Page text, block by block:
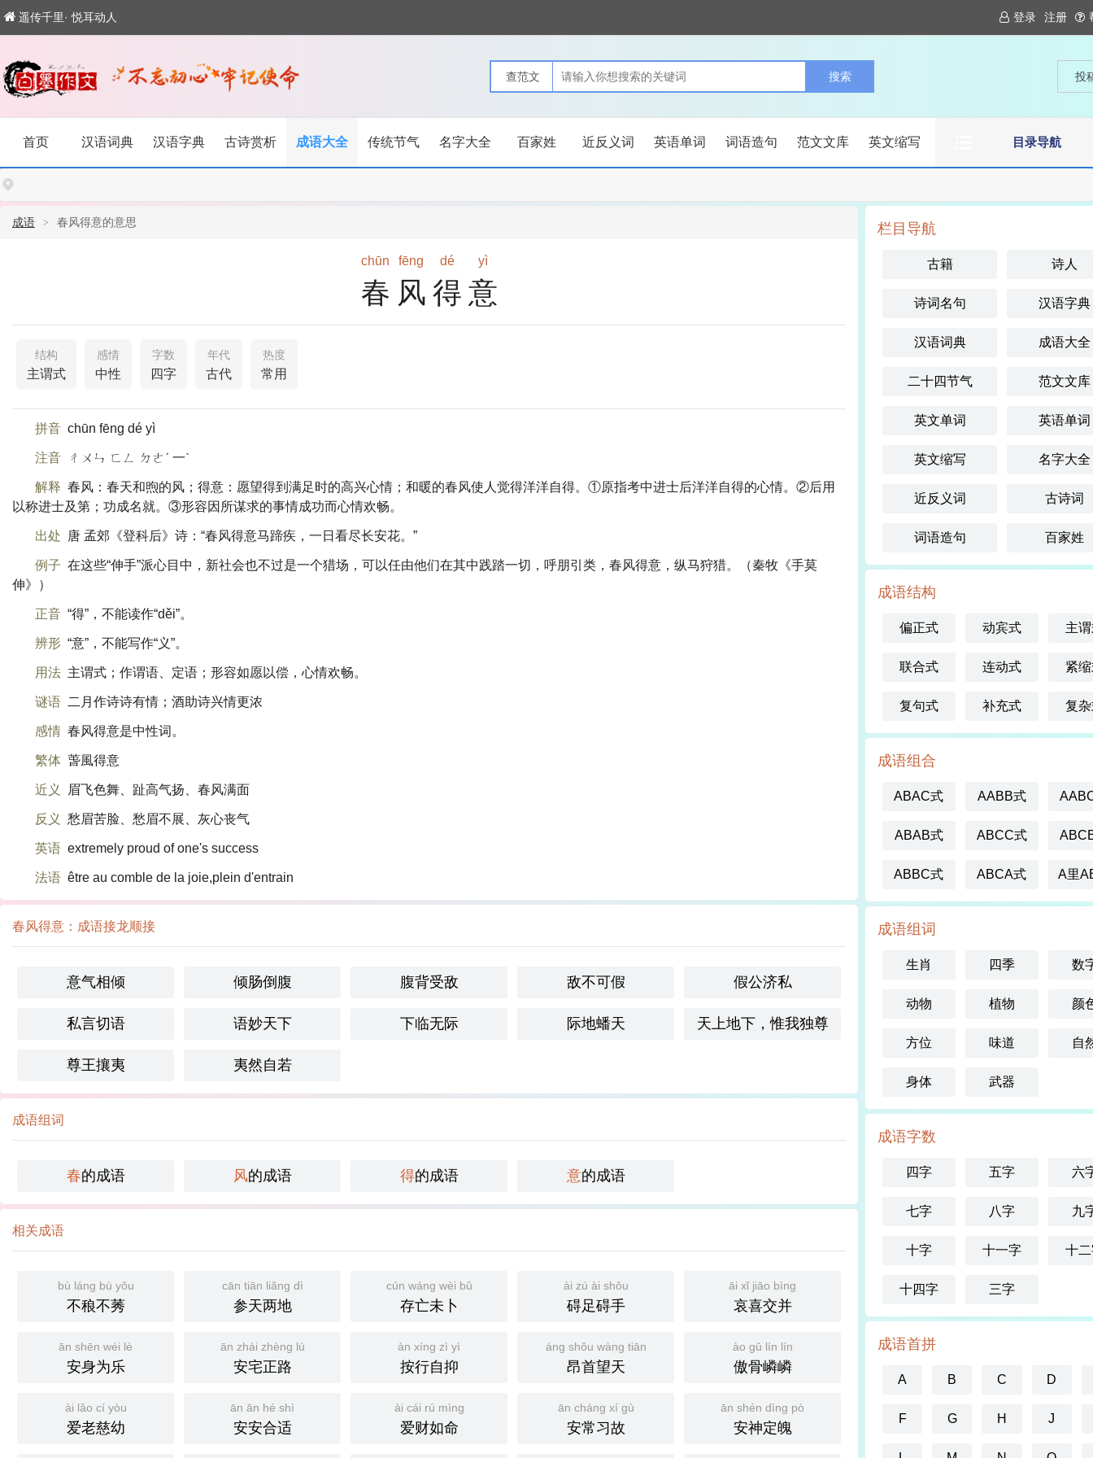
遥传千里· 悦耳动人 登录 注册
投
目录导航
首页 汉语词典 汉语字典 古诗赏析 成语大全 传统节气 名字大全 百家姓 近反义词 英语单词 词语造句 范文文库 英文缩写
成语 春风得意的意思
chūn fēng dé yì
春风得意
结构
主谓式
感情
中性
字数
四字
年代
古代
热度
常用
拼音 chūn fēng dé yì
注音 ㄔㄨㄣ ㄈㄥ ㄉㄜˊ 一ˋ
解释 春风：春天和煦的风；得意：愿望得到满足时的高兴心情；和暖的春风使人觉得洋洋自得。①原指考中进士后洋洋自得的心情。②后用
以称进士及第；功成名就。③形容因所谋求的事情成功而心情欢畅。
出处 唐 孟郊《登科后》诗：“春风得意马蹄疾，一日看尽长安花。”
例子 在这些“伸手”派心目中，新社会也不过是一个猎场，可以任由他们在其中践踏一切，呼朋引类，春风得意，纵马狩猎。（秦牧《手莫
伸》）
正音 “得”，不能读作“děi”。
辨形 “意”，不能写作“义”。
用法 主谓式；作谓语、定语；形容如愿以偿，心情欢畅。
谜语 二月作诗诗有情；酒助诗兴情更浓
感情 春风得意是中性词。
繁体 萅風得意
近义 眉飞色舞、趾高气扬、春风满面
反义 愁眉苦脸、愁眉不展、灰心丧气
英语 extremely proud of one's success
法语 être au comble de la joie,plein d'entrain
春风得意：成语接龙顺接
意气相倾 倾肠倒腹 腹背受敌 敌不可假 假公济私
私言切语 语妙天下 下临无际 际地蟠天 天上地下，惟我独尊
尊王攘夷 夷然自若
成语组词
春的成语 风的成语 得的成语 意的成语
相关成语
bù láng bù yǒu
不稂不莠
cān tiān liǎng dì
参天两地
cún wáng wèi bǔ
存亡未卜
ài zú ài shǒu
碍足碍手
āi xǐ jiāo bìng
哀喜交并
ān shēn wéi lè
安身为乐
ān zhái zhèng lù
安宅正路
àn xíng zì yì
按行自抑
áng shǒu wàng tiān
昂首望天
ào gǔ lín lín
傲骨嶙嶙
ài lǎo cí yòu
爱老慈幼
ān ān hé shì
安安合适
ài cái rú mìng
爱财如命
ān cháng xí gù
安常习故
ān shén dìng pò
安神定魄
栏目导航
古籍 诗人
诗词名句 汉语字典
汉语词典 成语大全
二十四节气 范文文库
英文单词 英语单词
英文缩写 名字大全
近反义词 古诗词
词语造句 百家姓
成语结构
偏正式 动宾式 主
联合式 连动式 紧
复句式 补充式 复
成语组合
ABAC式 AABB式
ABAB式 ABCC式
ABBC式 ABCA式 A里
成语组词
生肖 四季 数
动物 植物 颜
方位 味道 自
身体 武器
成语字数
四字 五字 六
七字 八字 九
十字 十一字 十
十四字 三字
成语首拼
A B C D
F G H J